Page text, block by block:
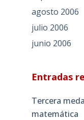
agosto 2006
julio 2006
junio 2006
Entradas
Tercera
matemática